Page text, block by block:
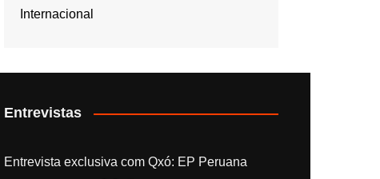
Internacional
Entrevistas
Entrevista exclusiva com Qxó: EP Peruana